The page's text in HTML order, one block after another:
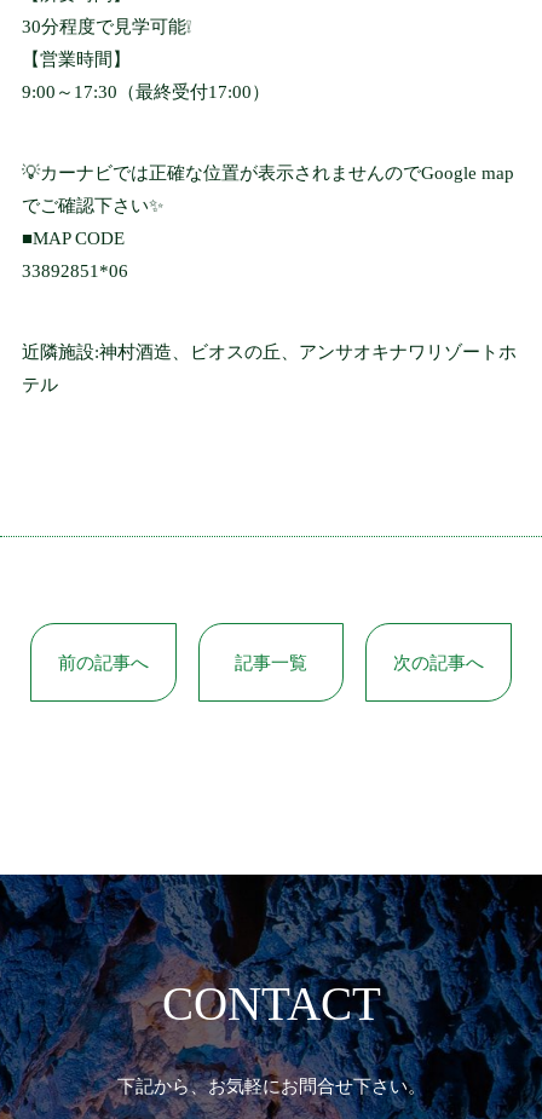
企業理念
PHILOSOPHY
お問い合わせ
CONTACT
30分程度で見学可能❕
【営業時間】
9:00～17:30（最終受付17:00）
💡カーナビでは正確な位置が表示されませんのでGoogle map
でご確認下さい✨
■MAP CODE
33892851*06
近隣施設:神村酒造、ビオスの丘、アンサオキナワリゾートホ
テル
前の記事へ 記事一覧 次の記事へ
CONTACT
下記から、お気軽にお問合せ下さい。